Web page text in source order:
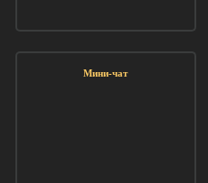
Мини-чат